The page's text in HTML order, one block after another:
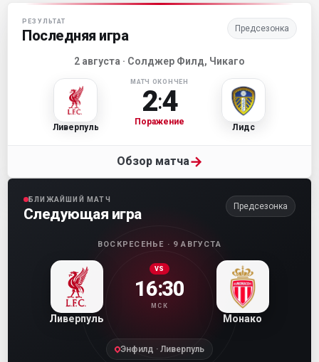
Матч-центр «Ливерпуля»
РЕЗУЛЬТАТ
Последняя игра Предсезонка
2 августа · Солджер Филд, Чикаго
Ливерпуль
МАТЧ ОКОНЧЕН
2:4
Поражение
Лидс
Обзор матча→
БЛИЖАЙШИЙ МАТЧ
Следующая игра Предсезонка
ВОСКРЕСЕНЬЕ · 9 АВГУСТА
Ливерпуль
VS
16:30
МСК
Монако
Энфилд · Ливерпуль